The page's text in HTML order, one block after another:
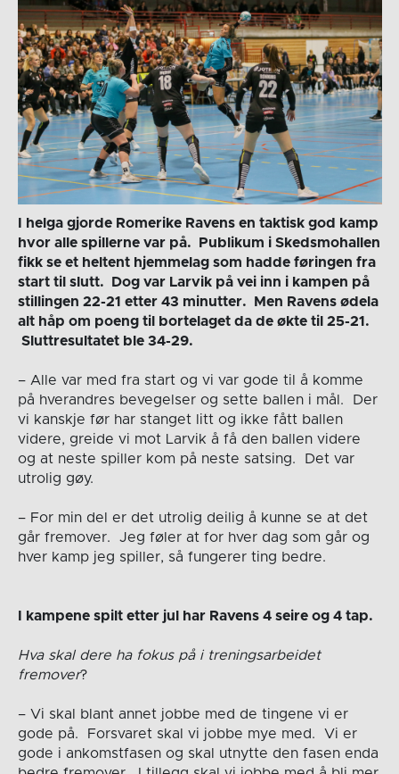
I helga gjorde Romerike Ravens en taktisk god kamp
hvor alle spillerne var på. Publikum i Skedsmohallen
fikk se et heltent hjemmelag som hadde føringen fra
start til slutt. Dog var Larvik på vei inn i kampen på
stillingen 22-21 etter 43 minutter. Men Ravens ødela
alt håp om poeng til bortelaget da de økte til 25-21.
Sluttresultatet ble 34-29.
– Alle var med fra start og vi var gode til å komme
på hverandres bevegelser og sette ballen i mål. Der
vi kanskje før har stanget litt og ikke fått ballen
videre, greide vi mot Larvik å få den ballen videre
og at neste spiller kom på neste satsing. Det var
utrolig gøy.
– For min del er det utrolig deilig å kunne se at det
går fremover. Jeg føler at for hver dag som går og
hver kamp jeg spiller, så fungerer ting bedre.
I kampene spilt etter jul har Ravens 4 seire og 4 tap.
Hva skal dere ha fokus på i treningsarbeidet
fremover?
– Vi skal blant annet jobbe med de tingene vi er
gode på. Forsvaret skal vi jobbe mye med. Vi er
gode i ankomstfasen og skal utnytte den fasen enda